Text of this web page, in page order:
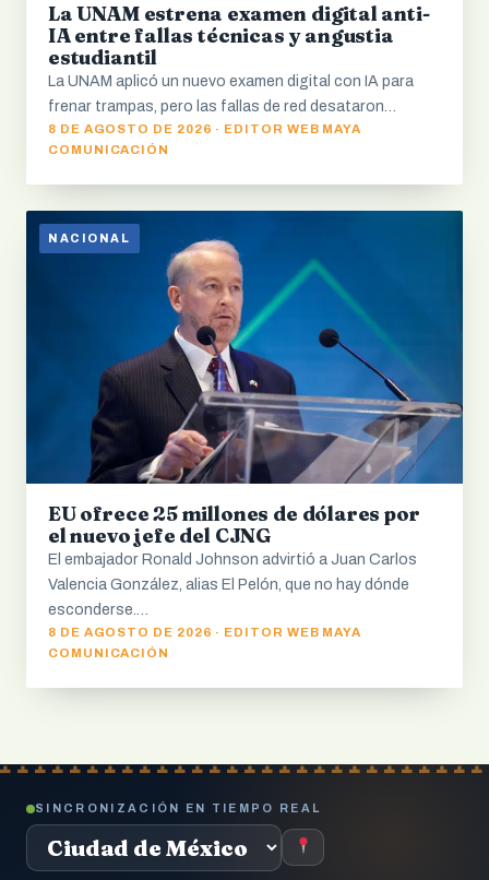
La UNAM estrena examen digital anti-
IA entre fallas técnicas y angustia
estudiantil
La UNAM aplicó un nuevo examen digital con IA para
frenar trampas, pero las fallas de red desataron…
8 DE AGOSTO DE 2026 · EDITOR WEB MAYA
COMUNICACIÓN
NACIONAL
EU ofrece 25 millones de dólares por
el nuevo jefe del CJNG
El embajador Ronald Johnson advirtió a Juan Carlos
Valencia González, alias El Pelón, que no hay dónde
esconderse.…
8 DE AGOSTO DE 2026 · EDITOR WEB MAYA
COMUNICACIÓN
SINCRONIZACIÓN EN TIEMPO REAL